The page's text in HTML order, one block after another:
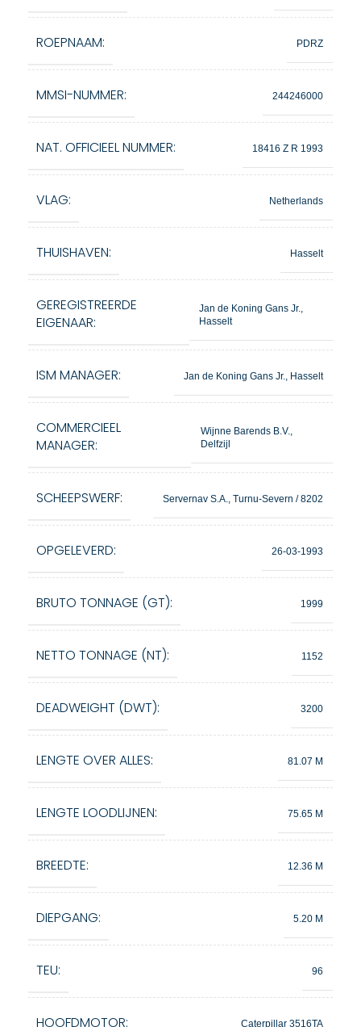
ROEPNAAM: PDRZ
MMSI-NUMMER: 244246000
NAT. OFFICIEEL NUMMER: 18416 Z R 1993
VLAG: Netherlands
THUISHAVEN: Hasselt
GEREGISTREERDE
EIGENAAR:
Jan de Koning Gans Jr.,
Hasselt
ISM MANAGER: Jan de Koning Gans Jr., Hasselt
COMMERCIEEL
MANAGER:
Wijnne Barends B.V.,
Delfzijl
SCHEEPSWERF: Servernav S.A., Turnu-Severn / 8202
OPGELEVERD: 26-03-1993
BRUTO TONNAGE (GT): 1999
NETTO TONNAGE (NT): 1152
DEADWEIGHT (DWT): 3200
LENGTE OVER ALLES: 81.07 M
LENGTE LOODLIJNEN: 75.65 M
BREEDTE: 12.36 M
DIEPGANG: 5.20 M
TEU: 96
HOOFDMOTOR: Caterpillar 3516TA